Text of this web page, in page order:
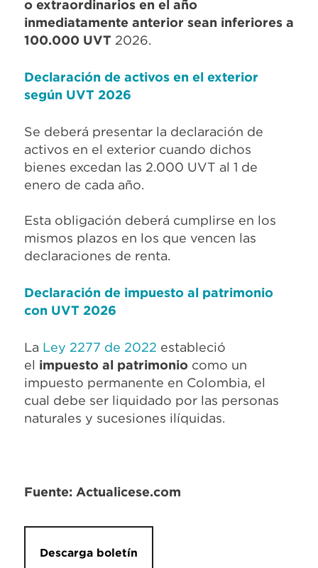
o extraordinarios en el año
inmediatamente anterior sean inferiores a
100.000 UVT 2026.
Declaración de activos en el exterior
según UVT 2026
Se deberá presentar la declaración de
activos en el exterior cuando dichos
bienes excedan las 2.000 UVT al 1 de
enero de cada año.
Esta obligación deberá cumplirse en los
mismos plazos en los que vencen las
declaraciones de renta.
Declaración de impuesto al patrimonio
con UVT 2026
La Ley 2277 de 2022 estableció
el impuesto al patrimonio como un
impuesto permanente en Colombia, el
cual debe ser liquidado por las personas
naturales y sucesiones ilíquidas.
Fuente: Actualicese.com
Descarga boletín